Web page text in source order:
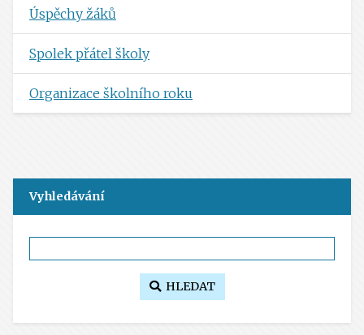
Úspěchy žáků
Spolek přátel školy
Organizace školního roku
Vyhledávání
HLEDAT